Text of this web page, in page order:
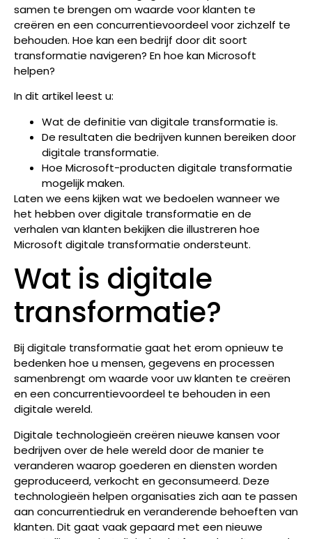
samen te brengen om waarde voor klanten te
creëren en een concurrentievoordeel voor zichzelf te
behouden. Hoe kan een bedrijf door dit soort
transformatie navigeren? En hoe kan Microsoft
helpen?
In dit artikel leest u:
Wat de definitie van digitale transformatie is.
De resultaten die bedrijven kunnen bereiken door
digitale transformatie.
Hoe Microsoft-producten digitale transformatie
mogelijk maken.
Laten we eens kijken wat we bedoelen wanneer we
het hebben over digitale transformatie en de
verhalen van klanten bekijken die illustreren hoe
Microsoft digitale transformatie ondersteunt.
Wat is digitale
transformatie?
Bij digitale transformatie gaat het erom opnieuw te
bedenken hoe u mensen, gegevens en processen
samenbrengt om waarde voor uw klanten te creëren
en een concurrentievoordeel te behouden in een
digitale wereld.
Digitale technologieën creëren nieuwe kansen voor
bedrijven over de hele wereld door de manier te
veranderen waarop goederen en diensten worden
geproduceerd, verkocht en geconsumeerd. Deze
technologieën helpen organisaties zich aan te passen
aan concurrentiedruk en veranderende behoeften van
klanten. Dit gaat vaak gepaard met een nieuwe